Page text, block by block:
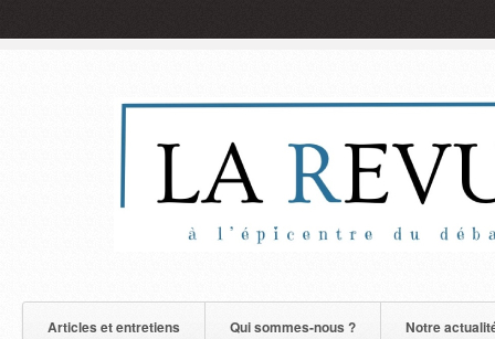
Articles et entretiens Qui sommes-nous ? Notre